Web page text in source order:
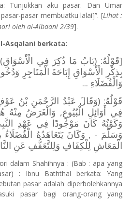
Tunjukkan aku pasar. Dan Umar
pasar membuatku lalai]”. [Lihat :
oleh al-Albaani 2/39].
Asqalani berkata:
[قَوْلُهُ: (بَابُ مَا ذُكِرَ فِي
بِذِكْرِ الْأَسْوَاقِ إِبَاحَةَ الْمَتَاجِرِ
وَالْفُضَلَاءِ ...
قَوْلُهُ: (وَقَالَ عَبْدُ الرَّحْمَنِ بْنُ
فِي أَوَائِلِ الْبُيُوعِ, وَالْغَرَضُ
وَكَوْنُهُ كَانَ مَوْجُودًا فِي عَهْدِ
وَسَلَّمَ - , وَكَانَ يَتَعَاهَدُهُ
الْمَعَاشِ لِلْكِفَافِ وَلِلتَّعَفُّفِ عَنِ
dalam Shahihnya : (Bab : apa yang
: Ibnu Baththal berkata: Yang
pasar adalah diperbolehkannya
pasar bagi orang-orang yang